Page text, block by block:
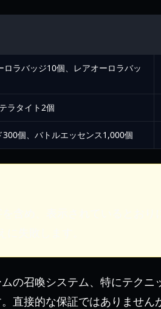
ラバッジ10個、レアオーロラバッ
ラタイト2個
個、バトルエッセンス1,000個
の召喚システム、特にテクニ
直接的な保証ではありませ